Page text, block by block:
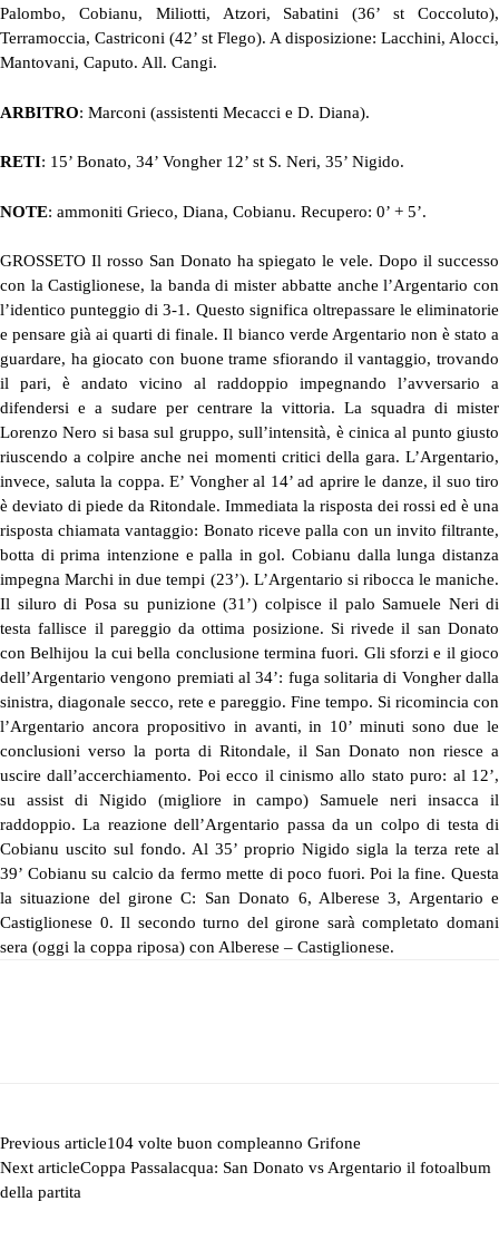
Palombo, Cobianu, Miliotti, Atzori, Sabatini (36’ st Coccoluto),
Terramoccia, Castriconi (42’ st Flego). A disposizione: Lacchini, Alocci,
Mantovani, Caputo. All. Cangi.
ARBITRO: Marconi (assistenti Mecacci e D. Diana).
RETI: 15’ Bonato, 34’ Vongher 12’ st S. Neri, 35’ Nigido.
NOTE: ammoniti Grieco, Diana, Cobianu. Recupero: 0’ + 5’.
GROSSETO Il rosso San Donato ha spiegato le vele. Dopo il successo
con la Castiglionese, la banda di mister abbatte anche l’Argentario con
l’identico punteggio di 3-1. Questo significa oltrepassare le eliminatorie
e pensare già ai quarti di finale. Il bianco verde Argentario non è stato a
guardare, ha giocato con buone trame sfiorando il vantaggio, trovando
il pari, è andato vicino al raddoppio impegnando l’avversario a
difendersi e a sudare per centrare la vittoria. La squadra di mister
Lorenzo Nero si basa sul gruppo, sull’intensità, è cinica al punto giusto
riuscendo a colpire anche nei momenti critici della gara. L’Argentario,
invece, saluta la coppa. E’ Vongher al 14’ ad aprire le danze, il suo tiro
è deviato di piede da Ritondale. Immediata la risposta dei rossi ed è una
risposta chiamata vantaggio: Bonato riceve palla con un invito filtrante,
botta di prima intenzione e palla in gol. Cobianu dalla lunga distanza
impegna Marchi in due tempi (23’). L’Argentario si ribocca le maniche.
Il siluro di Posa su punizione (31’) colpisce il palo Samuele Neri di
testa fallisce il pareggio da ottima posizione. Si rivede il san Donato
con Belhijou la cui bella conclusione termina fuori. Gli sforzi e il gioco
dell’Argentario vengono premiati al 34’: fuga solitaria di Vongher dalla
sinistra, diagonale secco, rete e pareggio. Fine tempo. Si ricomincia con
l’Argentario ancora propositivo in avanti, in 10’ minuti sono due le
conclusioni verso la porta di Ritondale, il San Donato non riesce a
uscire dall’accerchiamento. Poi ecco il cinismo allo stato puro: al 12’,
su assist di Nigido (migliore in campo) Samuele neri insacca il
raddoppio. La reazione dell’Argentario passa da un colpo di testa di
Cobianu uscito sul fondo. Al 35’ proprio Nigido sigla la terza rete al
39’ Cobianu su calcio da fermo mette di poco fuori. Poi la fine. Questa
la situazione del girone C: San Donato 6, Alberese 3, Argentario e
Castiglionese 0. Il secondo turno del girone sarà completato domani
sera (oggi la coppa riposa) con Alberese – Castiglionese.
Previous article104 volte buon compleanno Grifone
Next articleCoppa Passalacqua: San Donato vs Argentario il fotoalbum
della partita